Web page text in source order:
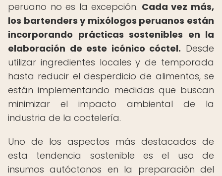
peruano no es la excepción. Cada vez más,
los bartenders y mixólogos peruanos están
incorporando prácticas sostenibles en la
elaboración de este icónico cóctel. Desde
utilizar ingredientes locales y de temporada
hasta reducir el desperdicio de alimentos, se
están implementando medidas que buscan
minimizar el impacto ambiental de la
industria de la coctelería.
Uno de los aspectos más destacados de
esta tendencia sostenible es el uso de
insumos autóctonos en la preparación del